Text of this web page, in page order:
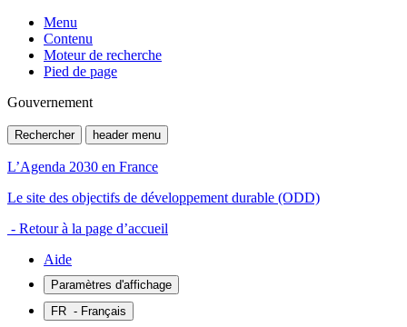
Menu
Contenu
Moteur de recherche
Pied de page
Gouvernement
Rechercher header menu
L’Agenda 2030 en France
Le site des objectifs de développement durable (ODD)
- Retour à la page d’accueil
Aide
Paramètres d'affichage
FR - Français